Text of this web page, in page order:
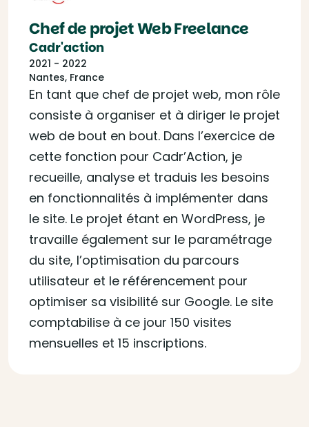
Chef de projet Web Freelance
Cadr'action
2021 - 2022
Nantes, France
En tant que chef de projet web, mon rôle
consiste à organiser et à diriger le projet
web de bout en bout. Dans l’exercice de
cette fonction pour Cadr’Action, je
recueille, analyse et traduis les besoins
en fonctionnalités à implémenter dans
le site. Le projet étant en WordPress, je
travaille également sur le paramétrage
du site, l’optimisation du parcours
utilisateur et le référencement pour
optimiser sa visibilité sur Google. Le site
comptabilise à ce jour 150 visites
mensuelles et 15 inscriptions.